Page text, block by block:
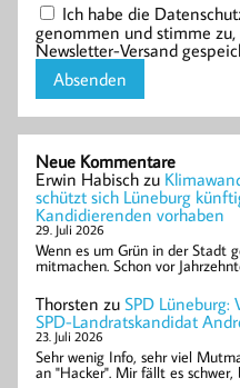
Ich habe die
genommen und stimme
Newsletter-Versand
Neue Kommentare
Erwin Habisch zu
schützt sich Lüneburg
Kandidierenden vorhaben
29. Juli 2026
Wenn es um Grün in der Stadt
mitmachen. Schon vor
Thorsten zu SPD
SPD-Landratskandidat
23. Juli 2026
Sehr wenig Info, sehr viel
an "Hacker". Mir fällt es